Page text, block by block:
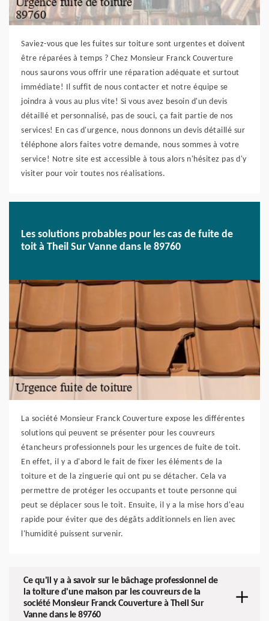
Saviez-vous que les fuites sur toiture sont urgentes et doivent
être réparées à temps ? Chez Monsieur Franck Couverture
nous saurons vous offrir une réparation adéquate et surtout
immédiate! Il suffit de nous contacter et notre équipe se
joindra à vous au plus vite! Si vous avez besoin d'un devis
détaillé et personnalisé, pas de souci, ça fait partie de nos
services! En cas d'urgence, nous donnons un devis détaillé sur
téléphone alors faites votre demande, nous sommes à votre
service! Notre site est accessible à tous alors n'hésitez pas d'y
visiter pour voir toutes nos réalisations.
Les solutions probables pour les cas de fuite de
toit à Theil Sur Vanne dans le 89760
La société Monsieur Franck Couverture expose les différentes
solutions qui peuvent se présenter pour les couvreurs
étancheurs professionnels pour les urgences de fuite de toit.
En effet, il y a d'abord le fait de fixer les éléments de la
toiture et de la zinguerie qui ont pu se détacher. Cela va
permettre de protéger les occupants et toute personne qui
peut se déplacer sous le toit. Ensuite, il y a la mise hors d'eau
rapide pour éviter que des dégâts additionnels en lien avec
l'humidité puissent survenir.
Ce qu'il y a à savoir sur le bâchage professionnel de
la toiture d'une maison par les couvreurs de la
société Monsieur Franck Couverture à Theil Sur
Vanne dans le 89760